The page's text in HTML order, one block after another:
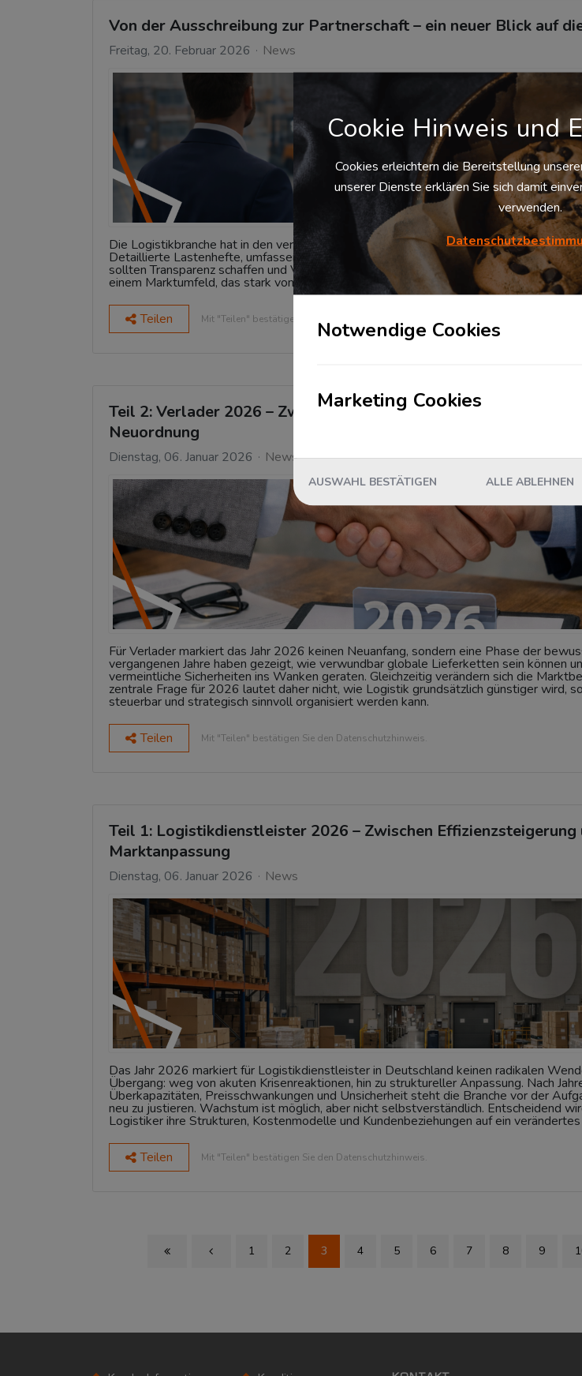
Von der Ausschreibung zur Partnerschaft – ein neuer Blick auf
Freitag, 20. Februar 2026 News
Die Logistikbranche hat in den vergangenen Jahren stark auf strukturierte
Detaillierte Lastenhefte, umfassende Bewertungsmatrizen und formal klar definierte
sollten Transparenz schaffen und Vergleichbarkeit ermöglichen. Dieses Modell war
einem Marktumfeld, das stark von Preisoptimierung und Effizienzdenken geprägt war.
Teilen Mit "Teilen" bestätigen Sie den Datenschutzhinweis.
Teil 2: Verlader 2026 – Zwischen Kostendruck, Resilienz und
Neuordnung
Dienstag, 06. Januar 2026 News
Für Verlader markiert das Jahr 2026 keinen Neuanfang, sondern eine Phase der
vergangenen Jahre haben gezeigt, wie verwundbar globale Lieferketten sein können
vermeintliche Sicherheiten ins Wanken geraten. Gleichzeitig verändern sich die
zentrale Frage für 2026 lautet daher nicht, wie Logistik grundsätzlich günstiger wird,
steuerbar und strategisch sinnvoll organisiert werden kann.
Teilen Mit "Teilen" bestätigen Sie den Datenschutzhinweis.
Teil 1: Logistikdienstleister 2026 – Zwischen Effizienzsteigerung
Marktanpassung
Dienstag, 06. Januar 2026 News
Das Jahr 2026 markiert für Logistikdienstleister in Deutschland keinen radikalen
Übergang: weg von akuten Krisenreaktionen, hin zu struktureller Anpassung. Nach
Überkapazitäten, Preisschwankungen und Unsicherheit steht die Branche vor der
neu zu justieren. Wachstum ist möglich, aber nicht selbstverständlich. Entscheidend
Logistiker ihre Strukturen, Kostenmodelle und Kundenbeziehungen auf ein
Teilen Mit "Teilen" bestätigen Sie den Datenschutzhinweis.
First Page Previous Page
1 2 3 4 5 6 7 8 9
Cookie Hinweis und
Cookies erleichtern die Bereitstellung
unserer Dienste erklären Sie sich damit
verwenden.
Notwendige Cookies
Marketing Cookies
AUSWAHL BESTÄTIGEN ALLE ABLEHNEN